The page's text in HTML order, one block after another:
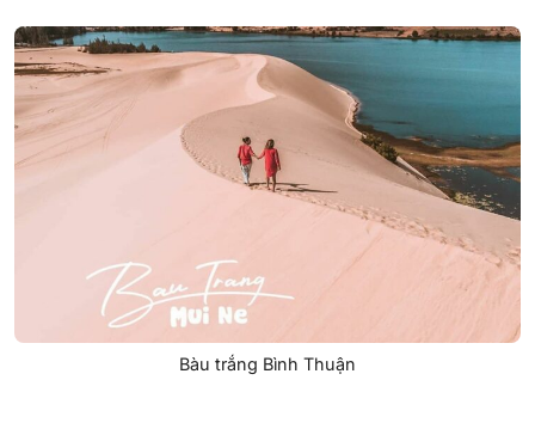
Bàu trắng Bình Thuận